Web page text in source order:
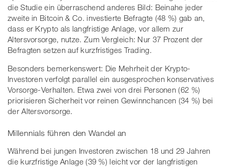
die Studie ein überraschend anderes Bild: Beinahe jeder
zweite in Bitcoin & Co. investierte Befragte (48 %) gab an,
dass er Krypto als langfristige Anlage, vor allem zur
Altersvorsorge, nutze. Zum Vergleich: Nur 37 Prozent der
Befragten setzen auf kurzfristiges Trading.
Besonders bemerkenswert: Die Mehrheit der Krypto-
Investoren verfolgt parallel ein ausgesprochen konservatives
Vorsorge-Verhalten. Etwa zwei von drei Personen (62 %)
priorisieren Sicherheit vor reinen Gewinnchancen (34 %) bei
der Altersvorsorge.
Millennials führen den Wandel an
Während bei jungen Investoren zwischen 18 und 29 Jahren
die kurzfristige Anlage (39 %) leicht vor der langfristigen